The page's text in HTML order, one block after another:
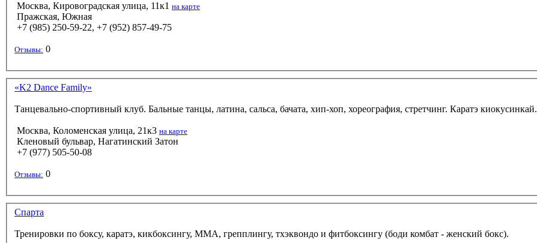
Москва, Кировоградская улица, 11к1 на карте
Пражская, Южная
+7 (985) 250-59-22, +7 (952) 857-49-75
Отзывы: 0
«K2 Dance Family»
Танцевально-спортивный клуб. Бальные танцы, латина, сальса, бачата, хип-хоп, хореография, стретчинг. Каратэ киокусинкай.
Москва, Коломенская улица, 21к3 на карте
Кленовый бульвар, Нагатинский Затон
+7 (977) 505-50-08
Отзывы: 0
Спарта
Тренировки по боксу, каратэ, кикбоксингу, ММА, грепплингу, тхэквондо и фитбоксингу (боди комбат - женский бокс).